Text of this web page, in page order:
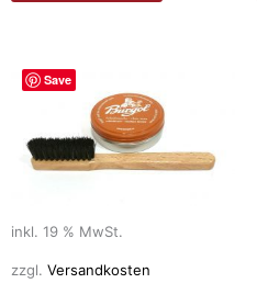
Save
inkl. 19 % MwSt.
zzgl. Versandkosten